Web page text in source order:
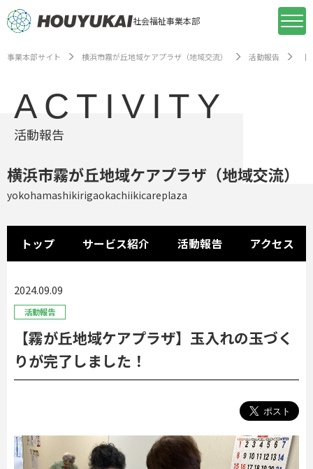
社会福祉事業本部
事業本部サイト 横浜市霧が丘地域ケアプラザ（地域交流） 活動報告
ACTIVITY
活動報告
横浜市霧が丘地域ケアプラザ（地域交流）
yokohamashikirigaokachiikicareplaza
トップ サービス紹介 活動報告 アクセス
2024.09.09
活動報告
【霧が丘地域ケアプラザ】玉入れの玉づく
りが完了しました！